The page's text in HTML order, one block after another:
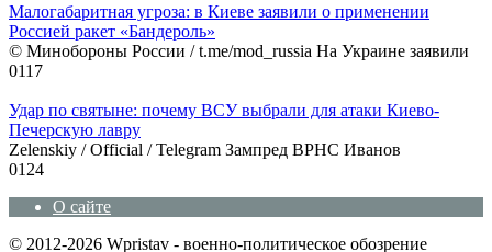
Малогабаритная угроза: в Киеве заявили о применении
Россией ракет «Бандероль»
© Минобороны России / t.me/mod_russia На Украине заявили
0117
Удар по святыне: почему ВСУ выбрали для атаки Киево-
Печерскую лавру
Zеlеnskiу / Оfficiаl / Telegram Зампред ВРНС Иванов
0124
О сайте
© 2012-2026 Wpristav - военно-политическое обозрение